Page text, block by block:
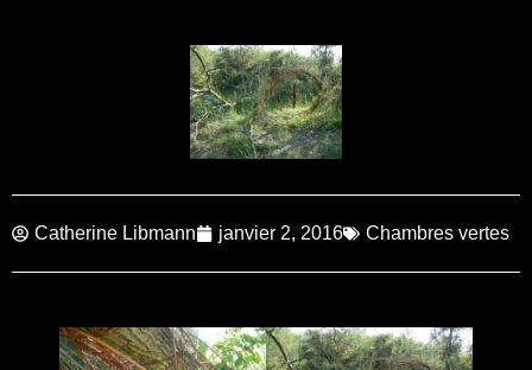
Catherine Libmann janvier 2, 2016 Chambres vertes